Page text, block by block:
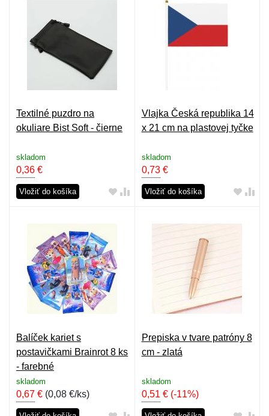
Textilné puzdro na
okuliare Bist Soft - čierne
skladom
0,36 €
Vložiť do košíka
Vlajka Česká republika 14
x 21 cm na plastovej tyčke
skladom
0,73€
Vložiť do košíka
Balíček kariet s
postavičkami Brainrot 8 ks
- farebné
skladom
0,67 € (0,08 €/ks)
Prepiska v tvare patróny 8
cm - zlatá
skladom
0,51 € (-11%)